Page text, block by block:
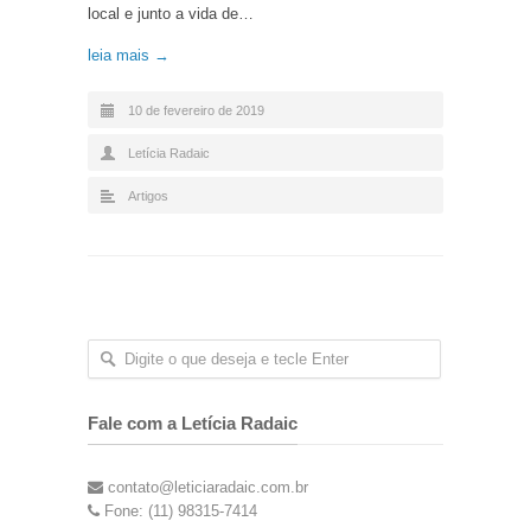
local e junto a vida de…
leia mais →
10 de fevereiro de 2019
Letícia Radaic
Artigos
Fale com a Letícia Radaic
contato@leticiaradaic.com.br
Fone: (11) 98315-7414